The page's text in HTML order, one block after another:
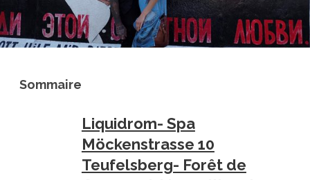
Sommaire
Liquidrom- Spa
Möckenstrasse 10
Teufelsberg- Forêt de